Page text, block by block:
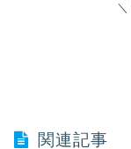
関連記事